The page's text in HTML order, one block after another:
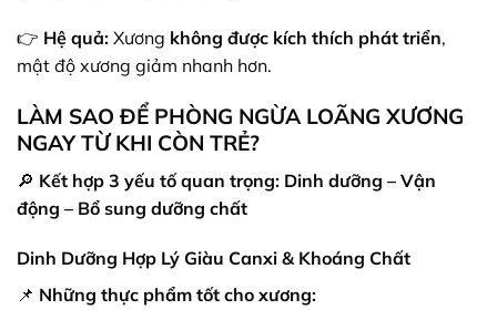
👉 Hệ quả: Xương không được kích thích phát triển,
mật độ xương giảm nhanh hơn.
LÀM SAO ĐỂ PHÒNG NGỪA LOÃNG XƯƠNG
NGAY TỪ KHI CÒN TRẺ?
🔎 Kết hợp 3 yếu tố quan trọng: Dinh dưỡng – Vận
động – Bổ sung dưỡng chất
Dinh Dưỡng Hợp Lý Giàu Canxi & Khoáng Chất
📌 Những thực phẩm tốt cho xương: